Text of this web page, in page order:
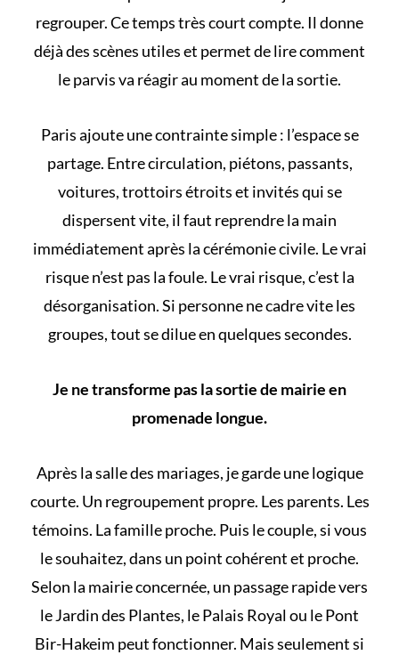
regrouper. Ce temps très court compte. Il donne
déjà des scènes utiles et permet de lire comment
le parvis va réagir au moment de la sortie.
Paris ajoute une contrainte simple : l’espace se
partage. Entre circulation, piétons, passants,
voitures, trottoirs étroits et invités qui se
dispersent vite, il faut reprendre la main
immédiatement après la cérémonie civile. Le vrai
risque n’est pas la foule. Le vrai risque, c’est la
désorganisation. Si personne ne cadre vite les
groupes, tout se dilue en quelques secondes.
Je ne transforme pas la sortie de mairie en
promenade longue.
Après la salle des mariages, je garde une logique
courte. Un regroupement propre. Les parents. Les
témoins. La famille proche. Puis le couple, si vous
le souhaitez, dans un point cohérent et proche.
Selon la mairie concernée, un passage rapide vers
le Jardin des Plantes, le Palais Royal ou le Pont
Bir-Hakeim peut fonctionner. Mais seulement si